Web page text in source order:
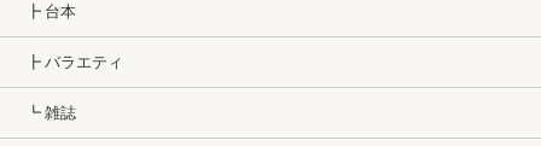
┣ 台本
┣ バラエティ
┗ 雑誌